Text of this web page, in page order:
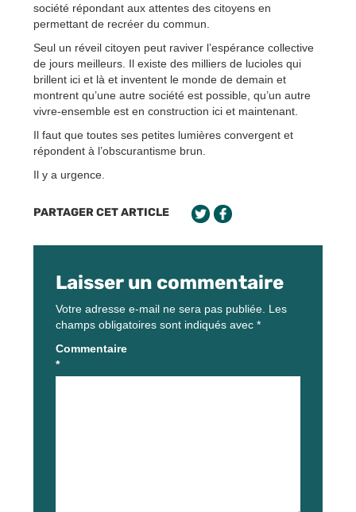
société répondant aux attentes des citoyens en
permettant de recréer du commun.
Seul un réveil citoyen peut raviver l’espérance collective
de jours meilleurs. Il existe des milliers de lucioles qui
brillent ici et là et inventent le monde de demain et
montrent qu’une autre société est possible, qu’un autre
vivre-ensemble est en construction ici et maintenant.
Il faut que toutes ses petites lumières convergent et
répondent à l’obscurantisme brun.
Il y a urgence.
PARTAGER CET ARTICLE
Laisser un commentaire
Votre adresse e-mail ne sera pas publiée. Les
champs obligatoires sont indiqués avec *
Commentaire
*